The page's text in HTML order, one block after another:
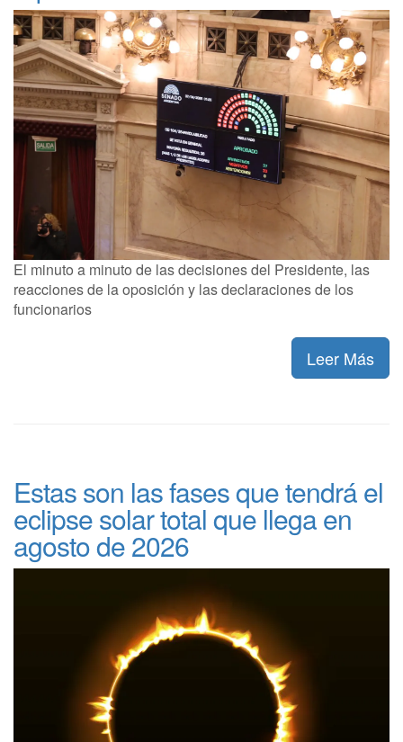
El minuto a minuto de las decisiones del Presidente, las
reacciones de la oposición y las declaraciones de los
funcionarios
Leer Más
Estas son las fases que tendrá el
eclipse solar total que llega en
agosto de 2026